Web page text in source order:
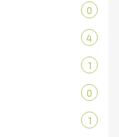
0
4
1
0
1